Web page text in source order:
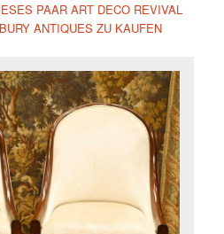
PAAR ART DECO REVIVAL
ANTIQUES ZU KAUFEN